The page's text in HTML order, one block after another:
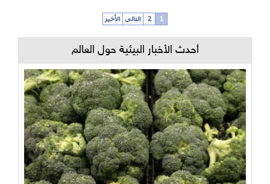
1
2 التالي الأخير
أحدث الأخبار البيئية حول العالم